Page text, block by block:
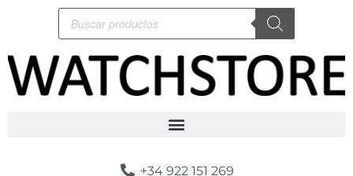
+34 922 151 269